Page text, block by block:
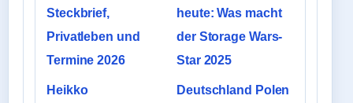
Steckbrief,
Privatleben und
Termine 2026
heute: Was macht
der Storage Wars-
Star 2025
Heikko
Deutschland Polen